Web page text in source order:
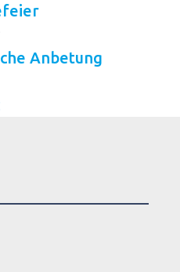
Anbetung